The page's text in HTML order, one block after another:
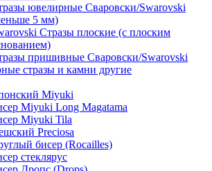
ювелирные Сваровски/Swarovski
5 мм)
Стразы плоские (с плоским
пришивные Сваровски/Swarovski
стразы и камни другие
Miyuki
Miyuki Long Magatama
Miyuki Tila
Preciosa
бисер (Rocailles)
стеклярус